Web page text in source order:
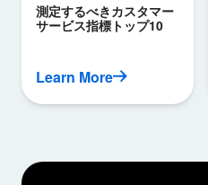
測定するべきカスタマー
サービス指標トップ10
Learn More